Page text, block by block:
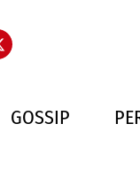
GOSSIP